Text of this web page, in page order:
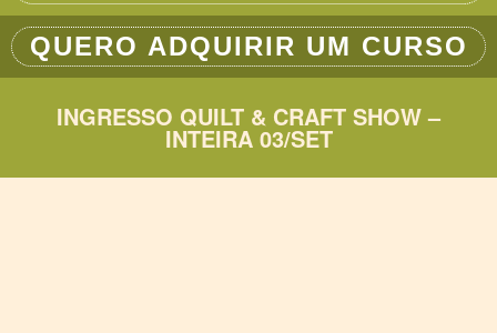
QUERO ADQUIRIR UM CURSO
INGRESSO QUILT & CRAFT SHOW –
INTEIRA 03/SET